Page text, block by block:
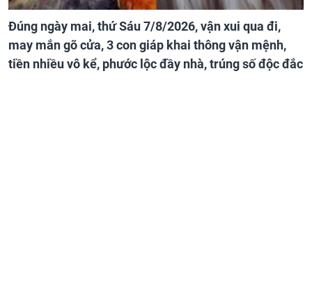
Đúng ngày mai, thứ Sáu 7/8/2026, vận xui qua đi,
may mắn gõ cửa, 3 con giáp khai thông vận mệnh,
tiền nhiều vô kể, phước lộc đầy nhà, trúng số độc đắc